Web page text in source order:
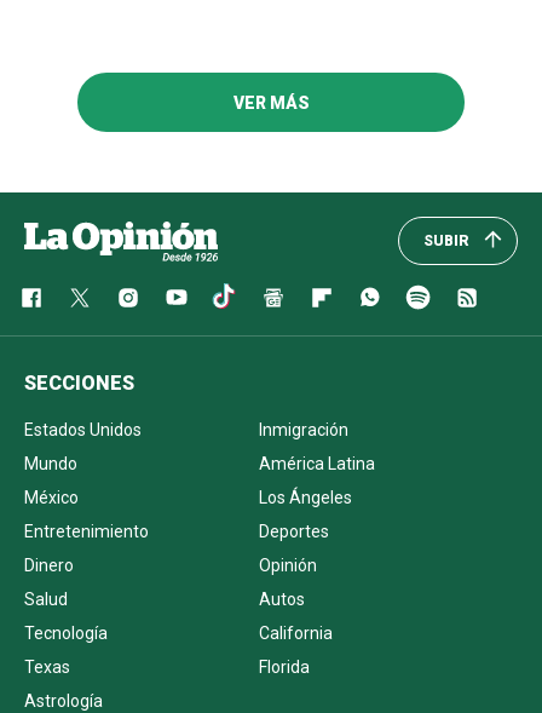
VER MÁS
SUBIR
SECCIONES
Estados Unidos
Inmigración
Mundo
América Latina
México
Los Ángeles
Entretenimiento
Deportes
Dinero
Opinión
Salud
Autos
Tecnología
California
Texas
Florida
Astrología